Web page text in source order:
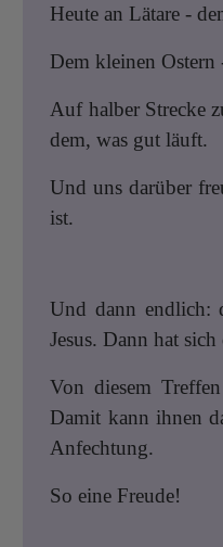
Heute an Lätare -
Dem kleinen
Auf halber Strecke
dem, was gut läuft.
Und uns darüber
ist.
Und dann endlich:
Jesus. Dann hat
Von diesem
Damit kann ihnen
Anfechtung.
So eine Freude!